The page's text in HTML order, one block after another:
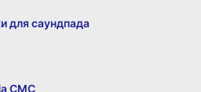
для саундпада
СМС